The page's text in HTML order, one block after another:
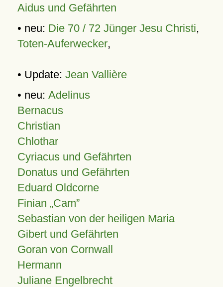
Aidus und Gefährten
• neu: Die 70 / 72 Jünger Jesu Christi,
Toten-Auferwecker,
• Update: Jean Vallière
• neu: Adelinus
Bernacus
Christian
Chlothar
Cyriacus und Gefährten
Donatus und Gefährten
Eduard Oldcorne
Finian Cam
Sebastian von der heiligen Maria
Gibert und Gefährten
Goran von Cornwall
Hermann
Juliane Engelbrecht